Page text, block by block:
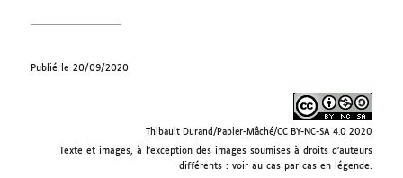
Publié le 20/09/2020
Thibault Durand/Papier-Mâché/CC BY-NC-SA 4.0 2020
Texte et images, à l’exception des images soumises à droits d’auteurs
différents : voir au cas par cas en légende.